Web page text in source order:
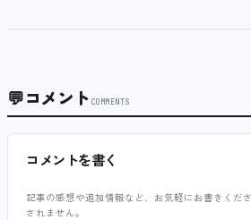
💬コメント COMMENTS
コメントを書く
記事の感想や追加情報など、お気軽にお書きくだ
されません。